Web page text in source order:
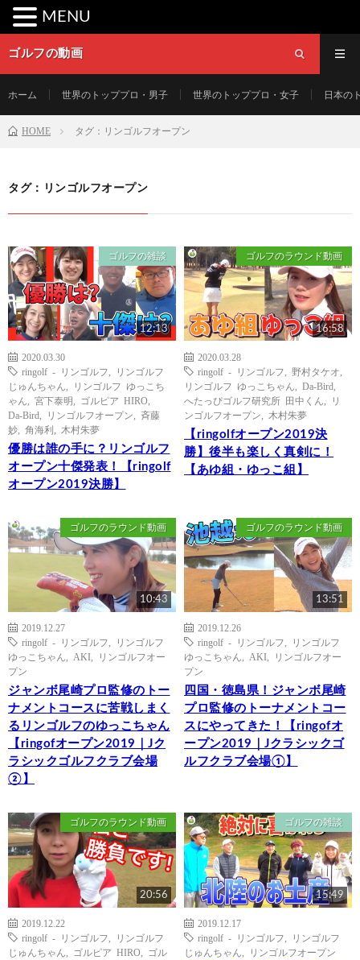
ゴルフの動画
ホーム 世界のトッププロ・男子 世界のトッププロ・女子 日本の
HOME タグ：リンゴルフオープン
タグ：リンゴルフオープン
ゴルフの雑談
12:13
2020.03.30
ringolf - リンゴルフ
リンゴルフ
じゅんちゃん
リンゴルフ ゆっこち
ゃん
宮下泰明 ゴルピア HIRO
Da-Bird
リンゴルフオープン
斉藤
妙
角海利 木村朱夢
優勝は誰の手に？リンゴルフ
オープン十傑発表！【ringolf
オープン2019決勝】
ゴルフのラウンド動画
16:58
2020.03.28
ringolf - リンゴルフ
野村タケオ
リンゴルフ ゆっこちゃん
Da-Bird
へたっぴゴルフ研究所 田中くん
リ
ンゴルフオープン
木村朱夢
【ringolfオープン2019決
勝】後半も楽しく真剣に！
【あゆ組・ゆっこ組】
ゴルフのラウンド動画
10:43
2019.12.27
ringolf - リンゴルフ
リンゴルフ
ゆっこちゃん
AKI
リンゴルフオー
プン
ジャンボ尾崎プロ監修のトー
ナメントコースに苦戦しまく
るリンゴルフのゆっこちゃん
【ringofオープン2019｜Jク
ラシックゴルフクラブ会場
②】
ゴルフのラウンド動画
13:51
2019.12.26
ringolf - リンゴルフ
リンゴルフ
ゆっこちゃん
AKI
リンゴルフオー
プン
四国・徳島県！ジャンボ尾崎
プロ監修のトーナメントコー
スにやってきた！【ringofオ
ープン2019｜Jクラシックゴ
ルフクラブ会場①】
ゴルフのラウンド動画
20:56
2019.12.22
ringolf - リンゴルフ
リンゴルフ
じゅんちゃん
ゴルピア HIRO
ゴル
ゴルフの雑談
15:49
2019.12.17
ringolf - リンゴルフ
リンゴルフ
じゅんちゃん
リンゴルフオープン
MENU